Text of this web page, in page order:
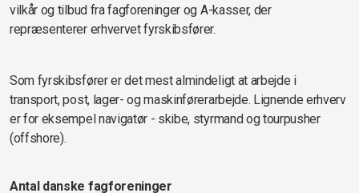
vilkår og tilbud fra fagforeninger og A-kasser, der
repræsenterer erhvervet fyrskibsfører.
Som fyrskibsfører er det mest almindeligt at arbejde i
transport, post, lager- og maskinførerarbejde. Lignende erhverv
er for eksempel navigatør - skibe, styrmand og tourpusher
(offshore).
Antal danske fagforeninger